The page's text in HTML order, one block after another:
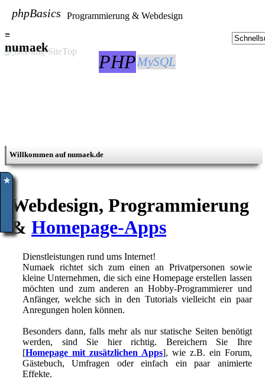
✮
phpBasics
Programmierung & Webdesign
≡
numaek
PHPMySQL
Willkommen auf numaek.de
Webdesign, Programmierung
& Homepage-Apps
Dienstleistungen rund ums Internet!
Numaek richtet sich zum einen an Privatpersonen sowie
kleine Unternehmen, die sich eine Homepage erstellen lassen
möchten und zum anderen an Hobby-Programmierer und
Anfänger, welche sich in den Tutorials vielleicht ein paar
Anregungen holen können.
Besonders dann, falls mehr als nur statische Seiten benötigt
werden, sind Sie hier richtig. Bereichern Sie Ihre
[Homepage mit zusätzlichen Apps], wie z.B. ein Forum,
Gästebuch, Umfragen oder einfach ein paar animierte
Effekte.